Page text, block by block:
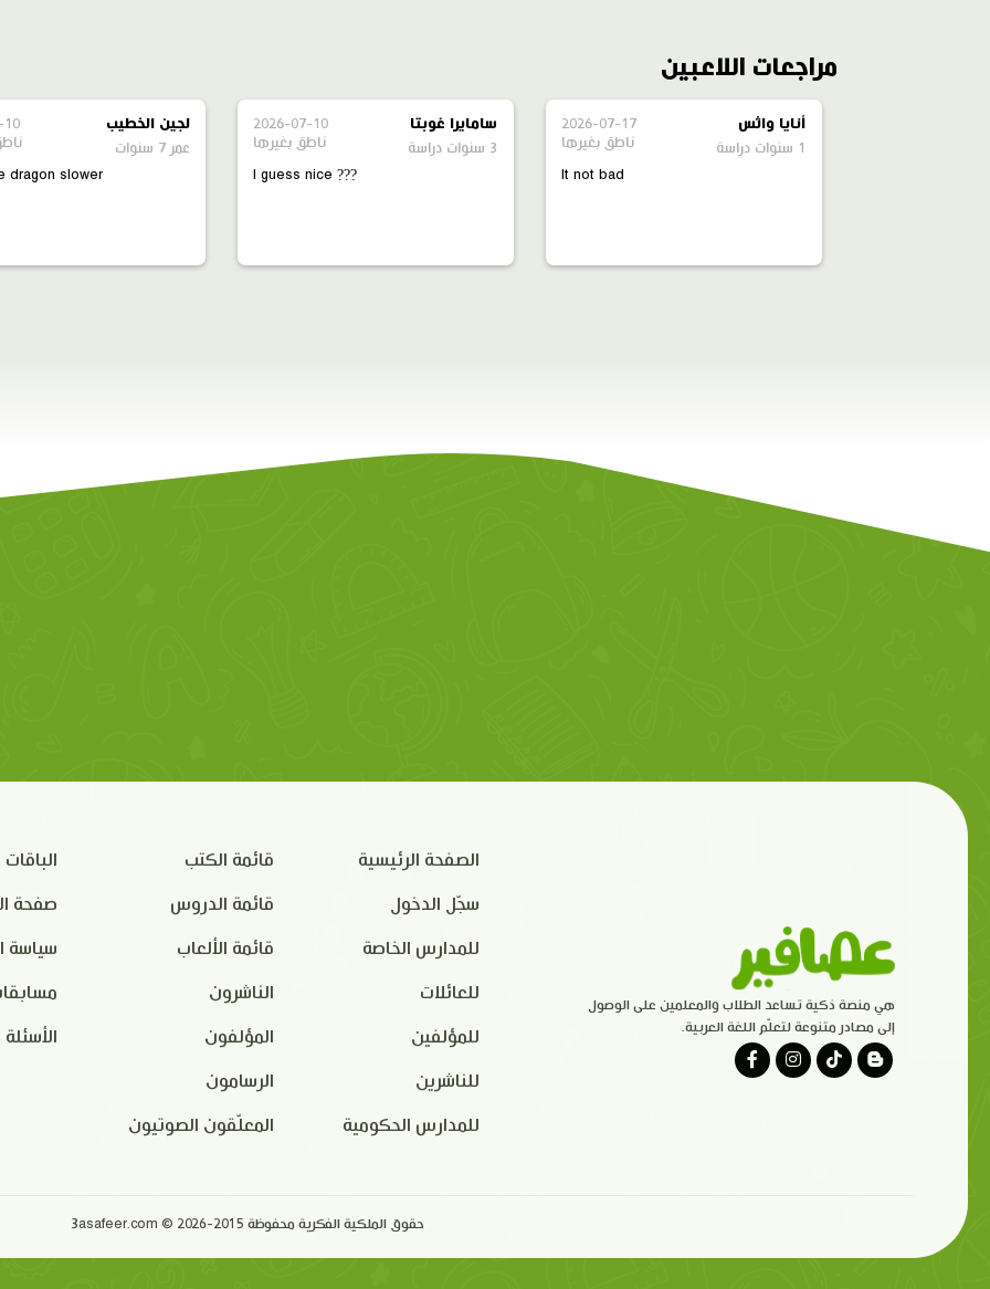
مراجعات اللاعبين
أنايا واثس
1 سنوات دراسة
It not bad
2026-07-17
ناطق بغيرها
سامايرا غوبتا
3 سنوات دراسة
I guess nice ???
2026-07-10
ناطق بغيرها
لجين الخطيب
عمر 7 سنوات
dragon slower
10
هي منصة ذكية تساعد الطلاب والمعلمين على الوصول
إلى مصادر متنوعة لتعلّم اللغة العربية.
الصفحة الرئيسية
سجّل الدخول
للمدارس الخاصة
للعائلات
للمؤلفين
للناشرين
للمدارس الحكومية
قائمة الكتب
قائمة الدروس
قائمة الألعاب
الناشرون
المؤلفون
الرسامون
المعلّقون الصوتيون
الباقات
صفحة
سياسة
حقوق الملكية الفكرية محفوظة 2015-2026 © 3asafeer.com